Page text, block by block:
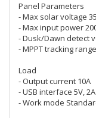
Panel Parameters
- Max solar voltage
- Max input power
- Dusk/Dawn detect
- MPPT tracking
Load
- Output current 10A
- USB interface 5V, 2A
- Work mode